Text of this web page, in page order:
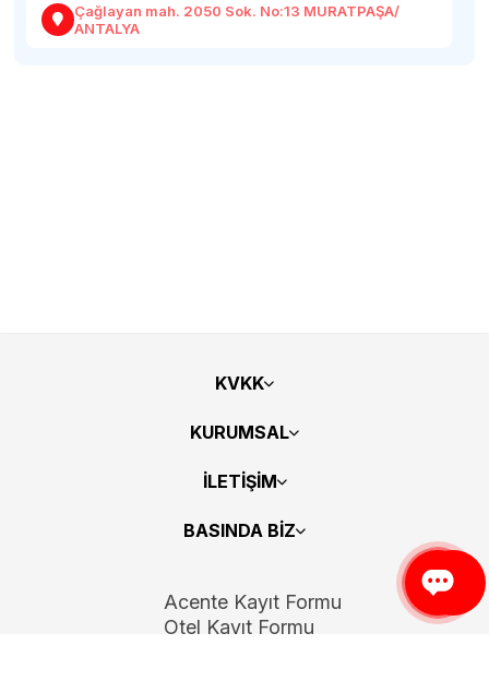
Çağlayan mah. 2050 Sok. No:13 MURATPAŞA/
ANTALYA
KVKK
KURUMSAL
İLETİŞİM
BASINDA BİZ
Acente Kayıt Formu
Otel Kayıt Formu